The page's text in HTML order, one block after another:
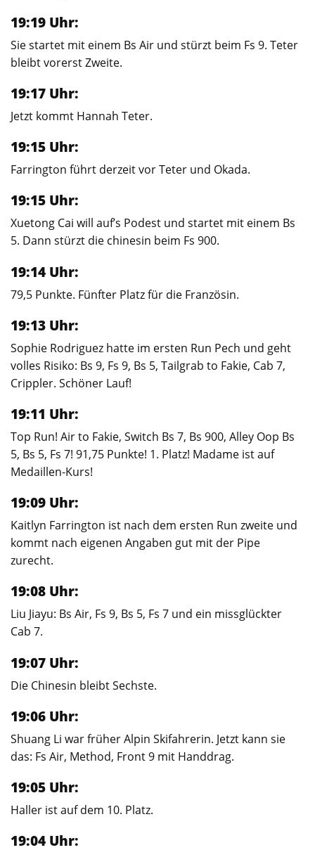
19:19 Uhr:
Sie startet mit einem Bs Air und stürzt beim Fs 9. Teter
bleibt vorerst Zweite.
19:17 Uhr:
Jetzt kommt Hannah Teter.
19:15 Uhr:
Farrington führt derzeit vor Teter und Okada.
19:15 Uhr:
Xuetong Cai will auf’s Podest und startet mit einem Bs
5. Dann stürzt die chinesin beim Fs 900.
19:14 Uhr:
79,5 Punkte. Fünfter Platz für die Französin.
19:13 Uhr:
Sophie Rodriguez hatte im ersten Run Pech und geht
volles Risiko: Bs 9, Fs 9, Bs 5, Tailgrab to Fakie, Cab 7,
Crippler. Schöner Lauf!
19:11 Uhr:
Top Run! Air to Fakie, Switch Bs 7, Bs 900, Alley Oop Bs
5, Bs 5, Fs 7! 91,75 Punkte! 1. Platz! Madame ist auf
Medaillen-Kurs!
19:09 Uhr:
Kaitlyn Farrington ist nach dem ersten Run zweite und
kommt nach eigenen Angaben gut mit der Pipe
zurecht.
19:08 Uhr:
Liu Jiayu: Bs Air, Fs 9, Bs 5, Fs 7 und ein missglückter
Cab 7.
19:07 Uhr:
Die Chinesin bleibt Sechste.
19:06 Uhr:
Shuang Li war früher Alpin Skifahrerin. Jetzt kann sie
das: Fs Air, Method, Front 9 mit Handdrag.
19:05 Uhr:
Haller ist auf dem 10. Platz.
19:04 Uhr: